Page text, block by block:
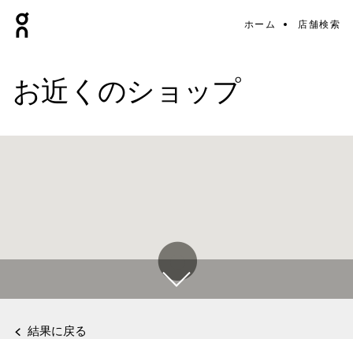
ホーム 店舗検索
お近くのショップ
結果に戻る